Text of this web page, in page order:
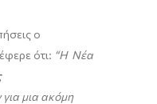
ο
ότι: “Η Νέα
μια ακόμη